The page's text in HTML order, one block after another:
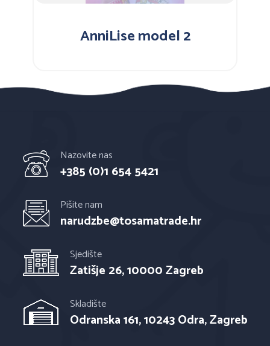
AnniLise model 2
Nazovite nas
+385 (0)1 654 5421
Pišite nam
narudzbe@tosamatrade.hr
Sjedište
Zatišje 26, 10000 Zagreb
Skladište
Odranska 161, 10243 Odra, Zagreb